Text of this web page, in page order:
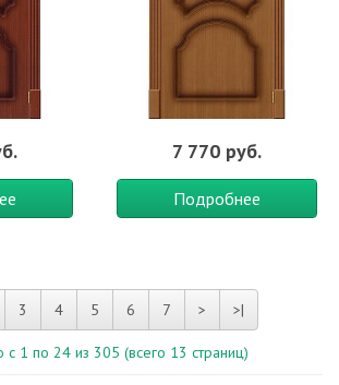
7 770 руб.
Подробнее
3 4 5 6 7 > >|
с 1 по 24 из 305 (всего 13 страниц)